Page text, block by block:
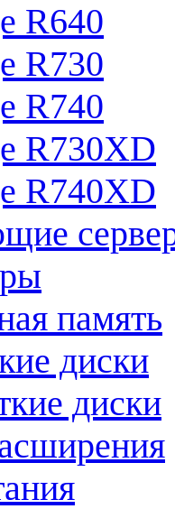
R640
R730
R740
R730XD
R740XD
память
диски
диски